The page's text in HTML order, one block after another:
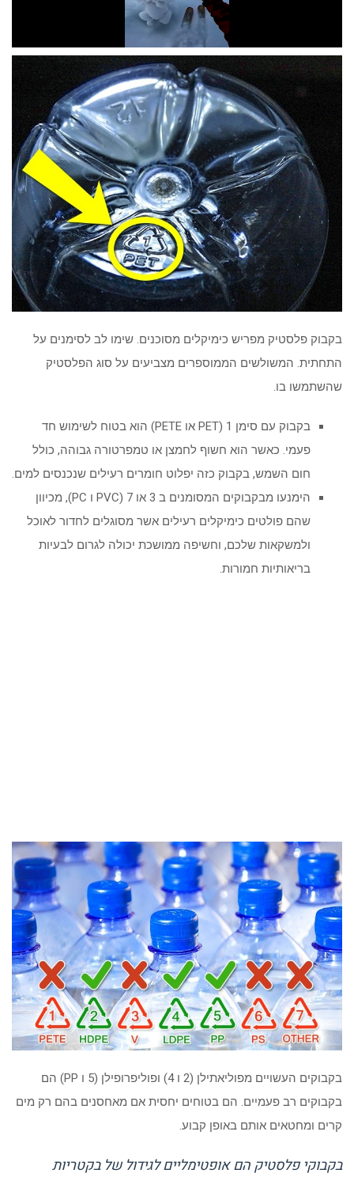
בקבוק פלסטיק מפריש כימיקלים מסוכנים. שימו לב לסימנים על
התחתית. המשולשים הממוספרים מצביעים על סוג הפלסטיק
שהשתמשו בו.
בקבוק עם סימן 1 (PET או PETE) הוא בטוח לשימוש חד
פעמי. כאשר הוא חשוף לחמצן או טמפרטורה גבוהה, כולל
חום השמש, בקבוק כזה יפלוט חומרים רעילים שנכנסים למים.
הימנעו מבקבוקים המסומנים ב 3 או 7 (PVC ו PC), מכיוון
שהם פולטים כימיקלים רעילים אשר מסוגלים לחדור לאוכל
ולמשקאות שלכם, וחשיפה ממושכת יכולה לגרום לבעיות
בריאותיות חמורות.
בקבוקים העשויים מפוליאתילן (2 ו 4) ופוליפרופילן (5 ו PP) הם
בקבוקים רב פעמיים. הם בטוחים יחסית אם מאחסנים בהם רק מים
קרים ומחטאים אותם באופן קבוע.
בקבוקי פלסטיק הם אופטימליים לגידול של בקטריות